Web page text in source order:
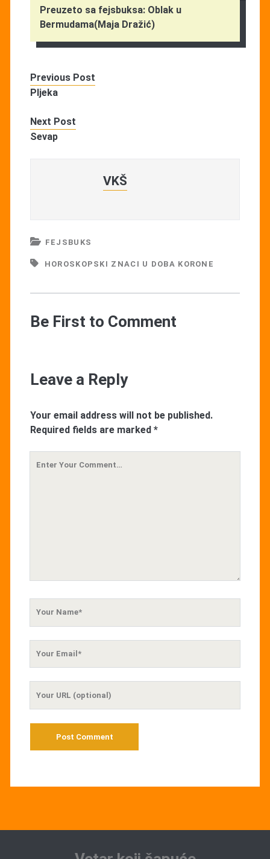
Preuzeto sa fejsbuksa: Oblak u
Bermudama(Maja Dražić)
Previous Post
Pljeka
Next Post
Sevap
VKŠ
FEJSBUKS
HOROSKOPSKI ZNACI U DOBA KORONE
Be First to Comment
Leave a Reply
Your email address will not be published.
Required fields are marked *